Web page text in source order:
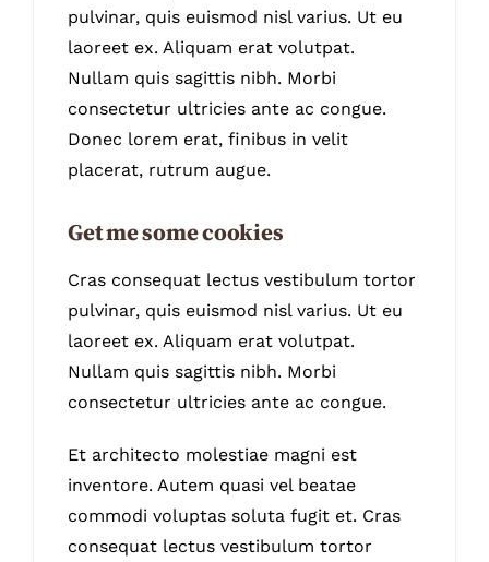
pulvinar, quis euismod nisl varius. Ut eu
laoreet ex. Aliquam erat volutpat.
Nullam quis sagittis nibh. Morbi
consectetur ultricies ante ac congue.
Donec lorem erat, finibus in velit
placerat, rutrum augue.
Get me some cookies
Cras consequat lectus vestibulum tortor
pulvinar, quis euismod nisl varius. Ut eu
laoreet ex. Aliquam erat volutpat.
Nullam quis sagittis nibh. Morbi
consectetur ultricies ante ac congue.
Et architecto molestiae magni est
inventore. Autem quasi vel beatae
commodi voluptas soluta fugit et. Cras
consequat lectus vestibulum tortor